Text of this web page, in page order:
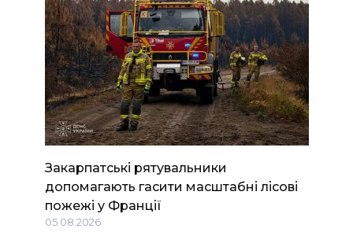
Закарпатські рятувальники
допомагають гасити масштабні лісові
пожежі у Франції
05.08.2026